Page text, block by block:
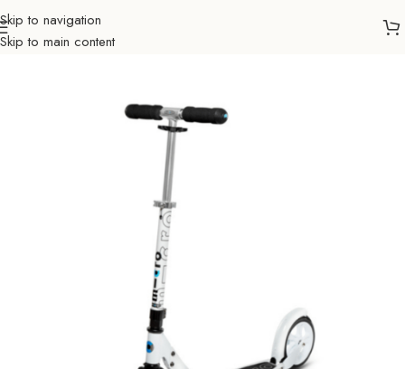
Skip to navigation
Skip to main content
Početna Romobili